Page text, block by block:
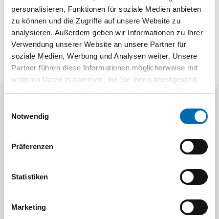
personalisieren, Funktionen für soziale Medien anbieten
zu können und die Zugriffe auf unsere Website zu
analysieren. Außerdem geben wir Informationen zu Ihrer
Verwendung unserer Website an unsere Partner für
soziale Medien, Werbung und Analysen weiter. Unsere
Partner führen diese Informationen möglicherweise mit
weiteren Daten zusammen, die Sie ihnen bereitgestellt
Notwendig
Präferenzen
Statistiken
Marketing
X-LOCK